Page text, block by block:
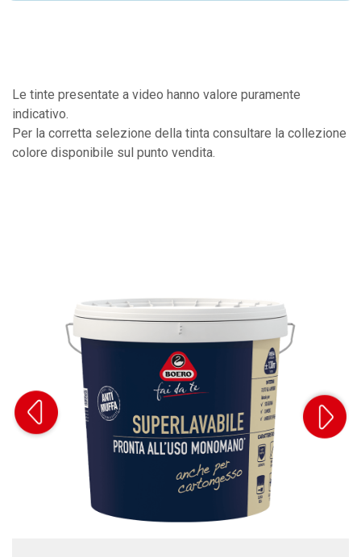
Le tinte presentate a video hanno valore puramente
indicativo.
Per la corretta selezione della tinta consultare la collezione
colore disponibile sul punto vendita.